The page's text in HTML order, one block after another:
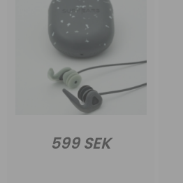
599 SEK